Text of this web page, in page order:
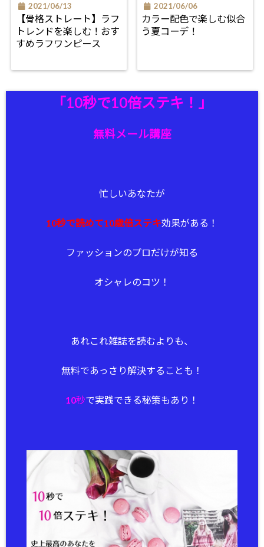
2021/06/13
【骨格ストレート】ラフ
トレンドを楽しむ！おす
すめラフワンピース
2021/06/06
カラー配色で楽しむ似合
う夏コーデ！
「10秒で10倍ステキ！」
無料メール講座
忙しいあなたが
10秒で読めて10歳倍ステキ効果がある！
ファッションのプロだけが知る
オシャレのコツ！
あれこれ雑誌を読むよりも、
無料であっさり解決することも！
10秒で実践できる秘策もあり！